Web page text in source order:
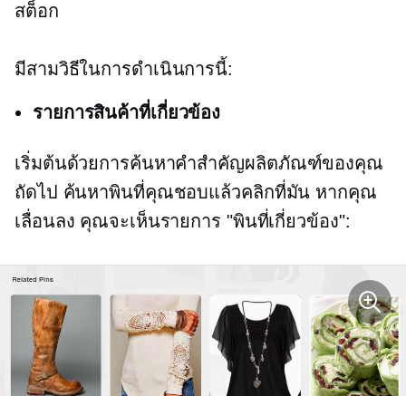
สต็อก
มีสามวิธีในการดำเนินการนี้:
รายการสินค้าที่เกี่ยวข้อง
เริ่มต้นด้วยการค้นหาคำสำคัญผลิตภัณฑ์ของคุณ
ถัดไป ค้นหาพินที่คุณชอบแล้วคลิกที่มัน หากคุณ
เลื่อนลง คุณจะเห็นรายการ "พินที่เกี่ยวข้อง":